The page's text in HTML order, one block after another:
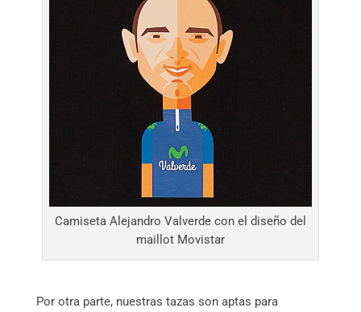
Camiseta Alejandro Valverde con el diseño del
maillot Movistar
Por otra parte, nuestras tazas son aptas para